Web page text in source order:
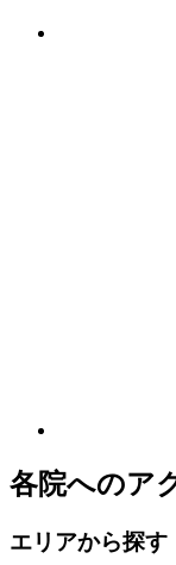
各院へのア
エリアから探す